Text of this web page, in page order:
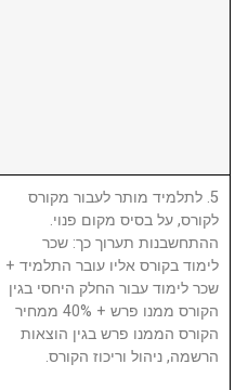
5. לתלמיד מותר לעבור מקורס
לקורס, על בסיס מקום פנוי.
ההתחשבנות תערוך כך: שכר
לימוד בקורס אליו עובר התלמיד +
שכר לימוד עבור החלק היחסי בגין
הקורס ממנו פרש + 40% ממחיר
הקורס הממנו פרש בגין הוצאות
הרשמה, ניהול וריכוז הקורס.